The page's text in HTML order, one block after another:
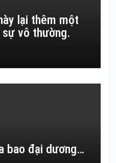
lại thêm một
vô thường.
bao đại dương…